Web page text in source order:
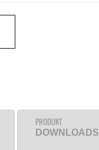
PRODUKT
DOWNLOADS